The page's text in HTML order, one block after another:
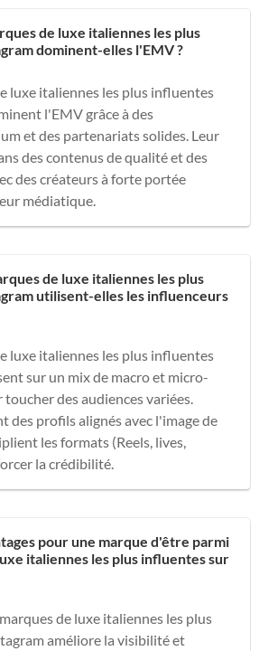
de luxe italiennes les plus
dominent-elles l'EMV ?
luxe italiennes les plus influentes
l'EMV grâce à des
et des partenariats solides. Leur
des contenus de qualité et des
des créateurs à forte portée
médiatique.
de luxe italiennes les plus
utilisent-elles les influenceurs
luxe italiennes les plus influentes
sur un mix de macro et micro-
des audiences variées.
des profils alignés avec l'image de
les formats (Reels, lives,
la crédibilité.
pour une marque d'être parmi
italiennes les plus influentes sur
de luxe italiennes les plus
améliore la visibilité et